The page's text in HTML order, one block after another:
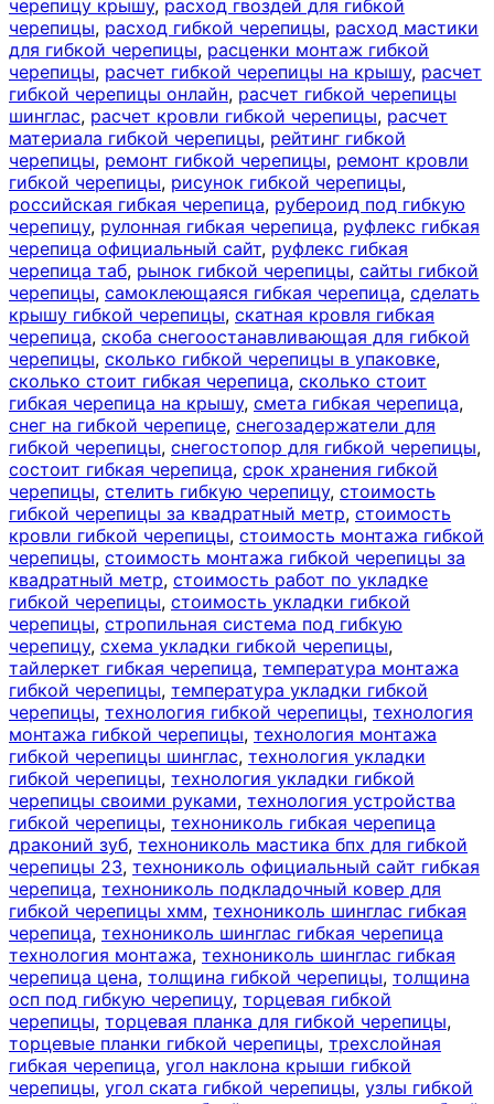
черепицу крышу, расход гвоздей для гибкой
черепицы, расход гибкой черепицы, расход мастики
для гибкой черепицы, расценки монтаж гибкой
черепицы, расчет гибкой черепицы на крышу, расчет
гибкой черепицы онлайн, расчет гибкой черепицы
шинглас, расчет кровли гибкой черепицы, расчет
материала гибкой черепицы, рейтинг гибкой
черепицы, ремонт гибкой черепицы, ремонт кровли
гибкой черепицы, рисунок гибкой черепицы,
российская гибкая черепица, рубероид под гибкую
черепицу, рулонная гибкая черепица, руфлекс гибкая
черепица официальный сайт, руфлекс гибкая
черепица таб, рынок гибкой черепицы, сайты гибкой
черепицы, самоклеющаяся гибкая черепица, сделать
крышу гибкой черепицы, скатная кровля гибкая
черепица, скоба снегоостанавливающая для гибкой
черепицы, сколько гибкой черепицы в упаковке,
сколько стоит гибкая черепица, сколько стоит
гибкая черепица на крышу, смета гибкая черепица,
снег на гибкой черепице, снегозадержатели для
гибкой черепицы, снегостопор для гибкой черепицы,
состоит гибкая черепица, срок хранения гибкой
черепицы, стелить гибкую черепицу, стоимость
гибкой черепицы за квадратный метр, стоимость
кровли гибкой черепицы, стоимость монтажа гибкой
черепицы, стоимость монтажа гибкой черепицы за
квадратный метр, стоимость работ по укладке
гибкой черепицы, стоимость укладки гибкой
черепицы, стропильная система под гибкую
черепицу, схема укладки гибкой черепицы,
тайлеркет гибкая черепица, температура монтажа
гибкой черепицы, температура укладки гибкой
черепицы, технология гибкой черепицы, технология
монтажа гибкой черепицы, технология монтажа
гибкой черепицы шинглас, технология укладки
гибкой черепицы, технология укладки гибкой
черепицы своими руками, технология устройства
гибкой черепицы, технониколь гибкая черепица
драконий зуб, технониколь мастика бпх для гибкой
черепицы 23, технониколь официальный сайт гибкая
черепица, технониколь подкладочный ковер для
гибкой черепицы хмм, технониколь шинглас гибкая
черепица, технониколь шинглас гибкая черепица
технология монтажа, технониколь шинглас гибкая
черепица цена, толщина гибкой черепицы, толщина
осп под гибкую черепицу, торцевая гибкой
черепицы, торцевая планка для гибкой черепицы,
торцевые планки гибкой черепицы, трехслойная
гибкая черепица, угол наклона крыши гибкой
черепицы, угол ската гибкой черепицы, узлы гибкой